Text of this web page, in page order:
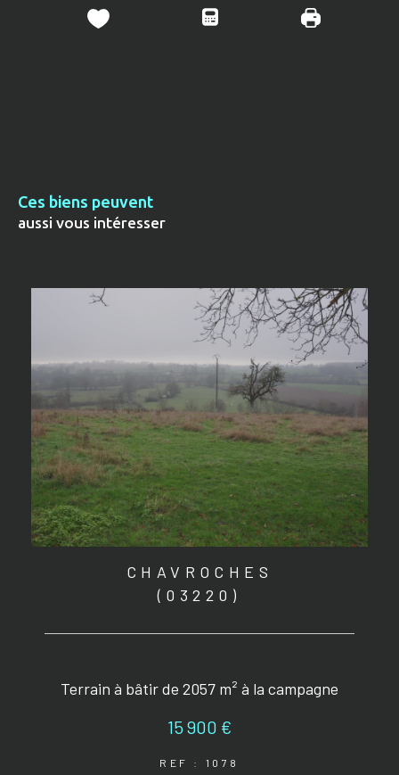
Ces biens peuvent
aussi vous intéresser
CHAVROCHES
(03220)
Terrain à bâtir de 2057 m² à la campagne
15 900 €
REF : 1078